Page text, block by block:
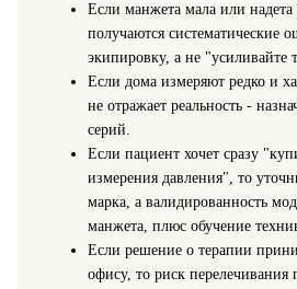
Если манжета мала или
получаются систематические
экипировку, а не "усиливайте
Если дома измеряют редко и
не отражает реальность -
серий.
Если пациент хочет сразу
измерения давления", то
марка, а валидированность
манжета, плюс обучение
Если решение о терапии
офису, то риск перелечивания